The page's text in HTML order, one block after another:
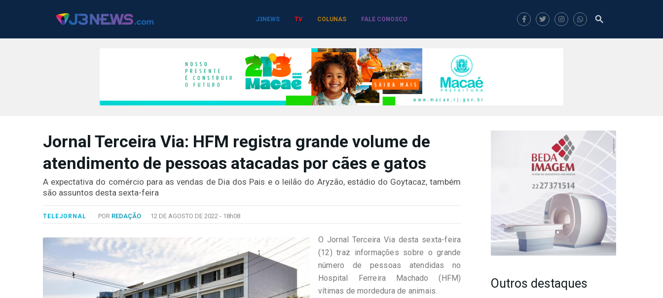
J3NEWS TV COLUNAS FALE CONOSCO
Jornal Terceira Via: HFM registra grande volume de
atendimento de pessoas atacadas por cães e gatos
A expectativa do comércio para as vendas de Dia dos Pais e o leilão do Aryzão, estádio do Goytacaz, também
são assuntos desta sexta-feira
TELEJORNAL POR REDAÇÃO 12 DE AGOSTO DE 2022 - 18h08
O Jornal Terceira Via desta sexta-feira
(12) traz informações sobre o grande
número de pessoas atendidas no
Hospital Ferreira Machado (HFM)
vítimas de mordedura de animais.
Outros destaques